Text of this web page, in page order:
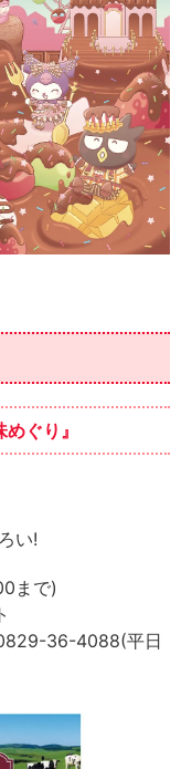
ぐり』
い!
まで)
36-4088(平日